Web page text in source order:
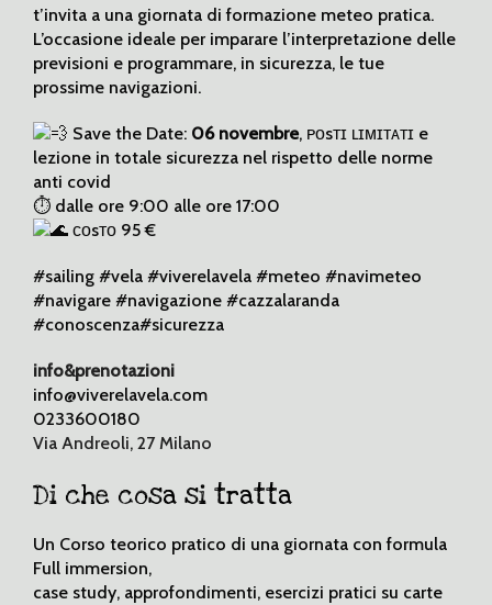
t’invita a una giornata di formazione meteo pratica.
L’occasione ideale per imparare l’interpretazione delle
previsioni e programmare, in sicurezza, le tue
prossime navigazioni.
Save the Date: 06 novembre, ᴘᴏsᴛɪ ʟɪᴍɪᴛᴀᴛɪ e
lezione in totale sicurezza nel rispetto delle norme
anti covid
⏱ dalle ore 9:00 alle ore 17:00
ᴄᴏsᴛᴏ 95 €
#sailing #vela #viverelavela #meteo #navimeteo
#navigare #navigazione #cazzalaranda
#conoscenza#sicurezza
info&prenotazioni
info@viverelavela.com
0233600180
Via Andreoli, 27 Milano
Di che cosa si tratta
Un Corso teorico pratico di una giornata con formula
Full immersion,
case study, approfondimenti, esercizi pratici su carte